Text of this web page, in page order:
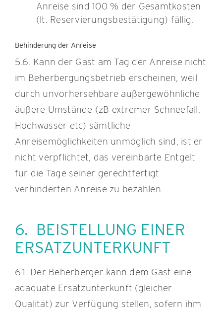
Anreise sind 100 % der Gesamtkosten
(lt. Reservierungsbestätigung) fällig.
Behinderung der Anreise
5.6. Kann der Gast am Tag der Anreise nicht
im Beherbergungsbetrieb erscheinen, weil
durch unvorhersehbare außergewöhnliche
äußere Umstände (zB extremer Schneefall,
Hochwasser etc) sämtliche
Anreisemöglichkeiten unmöglich sind, ist er
nicht verpflichtet, das vereinbarte Entgelt
für die Tage seiner gerechtfertigt
verhinderten Anreise zu bezahlen.
6. BEISTELLUNG EINER
ERSATZUNTERKUNFT
6.1. Der Beherberger kann dem Gast eine
adäquate Ersatzunterkunft (gleicher
Qualität) zur Verfügung stellen, sofern ihm